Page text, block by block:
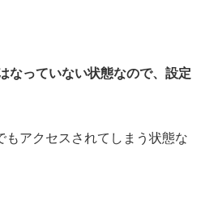
なっていない状態なので、設定
もアクセスされてしまう状態な